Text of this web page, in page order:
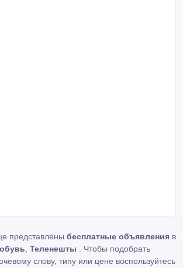
представлены бесплатные объявления в
Теленешты . Чтобы подобрать
слову, типу или цене воспользуйтесь